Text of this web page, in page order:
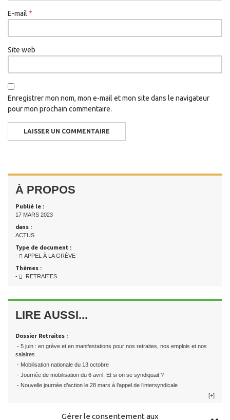
Gérer le consentement aux
E-mail *
Site web
Enregistrer mon nom, mon e-mail et mon site dans le navigateur
pour mon prochain commentaire.
À PROPOS
Publié le :
17 MARS 2023
dans :
ACTUS
Type de document :
-
APPEL À LA GRÈVE
Thèmes :
-
RETRAITES
LIRE AUSSI...
Dossier Retraites :
- 5 juin : en grève et en manifestations pour nos retraites, nos emplois et nos
salaires
- Mobilisation nationale du 13 octobre
- Journée de mobilisation du 6 avril. Et si on se syndiquait ?
- Nouvelle journée d’action le 28 mars à l’appel de l’intersyndicale
[+]